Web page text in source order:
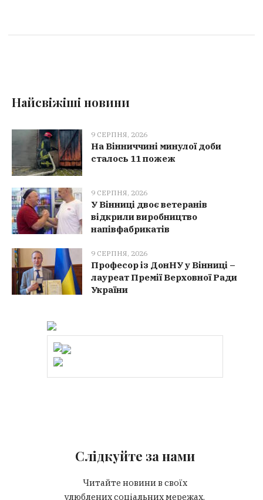
Найсвіжіші новини
9 СЕРПНЯ, 2026
На Вінниччині минулої доби
сталось 11 пожеж
9 СЕРПНЯ, 2026
У Вінниці двоє ветеранів
відкрили виробництво
напівфабрикатів
9 СЕРПНЯ, 2026
Професор із ДонНУ у Вінниці –
лауреат Премії Верховної Ради
України
Слідкуйте за нами
Читайте новини в своїх
улюблених соціальних мережах.